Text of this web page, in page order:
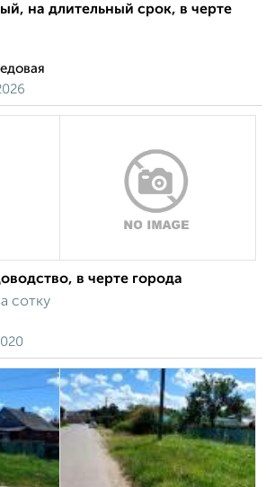
на длительный срок, в черте
в черте города
сотку